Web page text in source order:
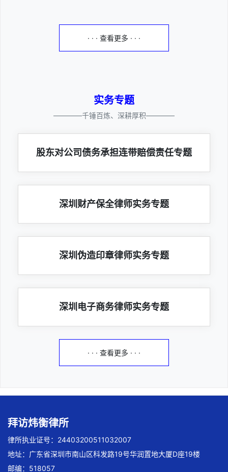
· · · 查看更多 · · ·
实务专题
————千锤百炼、深耕厚积————
股东对公司债务承担连带赔偿责任专题
深圳财产保全律师实务专题
深圳伪造印章律师实务专题
深圳电子商务律师实务专题
· · · 查看更多 · · ·
拜访炜衡律所
律所执业证号：24403200511032007
地址：广东省深圳市南山区科发路19号华润置地大厦D座19楼
邮编：518057